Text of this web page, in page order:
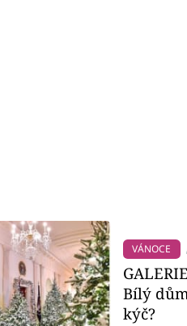
VÁNOCE
Bílý
kýč?